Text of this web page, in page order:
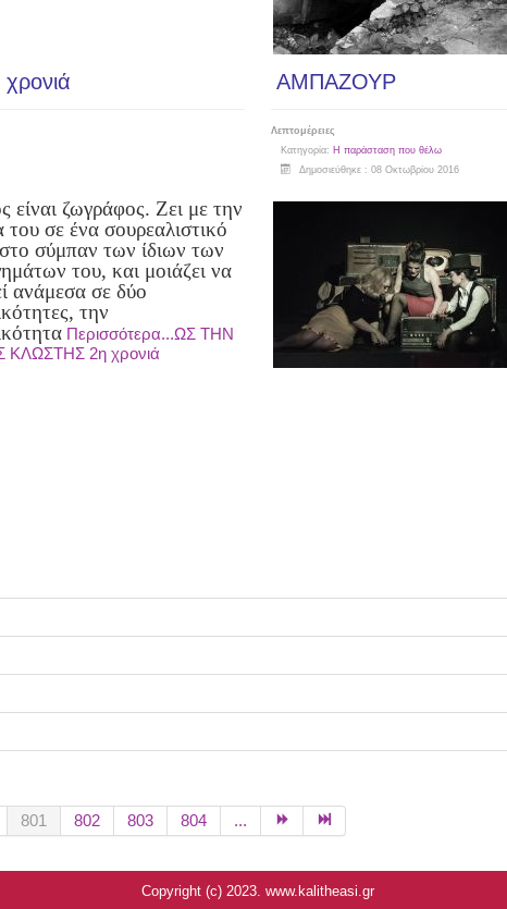
ζωγράφος. Ζει με την
του σε ένα σουρεαλιστικό
σύμπαν των ίδιων των
του, και μοιάζει να
ανάμεσα σε δύο
την
Περισσότερα...ΩΣ ΤΗΝ
2η χρονιά
ΑΜΠΑΖΟΥΡ
Λεπτομέρειες
Κατηγορία: Η παράσταση που θέλω
Δημοσιεύθηκε : 08 Οκτωβρίου 2016
801 802 803 804 ...
Copyright (c) 2023. www.kalitheasi.gr